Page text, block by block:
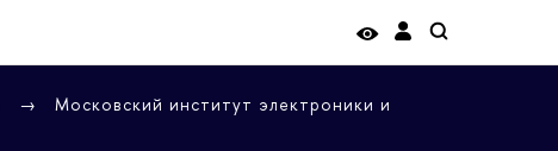
Московский институт электроники и